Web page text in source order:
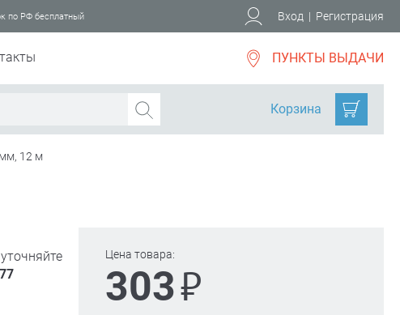
по РФ бесплатный Вход | Регистрация
ПУНКТЫ ВЫДАЧИ
Корзина
12 м
Цена товара:
303₽